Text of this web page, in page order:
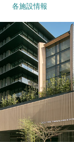
各施設情報